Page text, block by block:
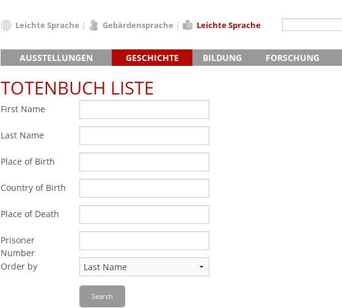
AUSSTELLUNGEN
Lager-SS
Klinkerwerk
Haus des Gedenkens
GESCHICHTE
Die Geschichte des Lagers ab 1945
Totenbuch
Totenbuch Liste
BILDUNG FORSCHUNG
Leichte Sprache
English
Dansk
Español
Polski
Türkçe
Yкраїнський
עברית
العربية
Gebärdensprache Leichte Sprache
TOTENBUCH LISTE
First Name
Last Name
Place of Birth
Country of Birth
Place of Death
Prisoner
Number
Order by
Search